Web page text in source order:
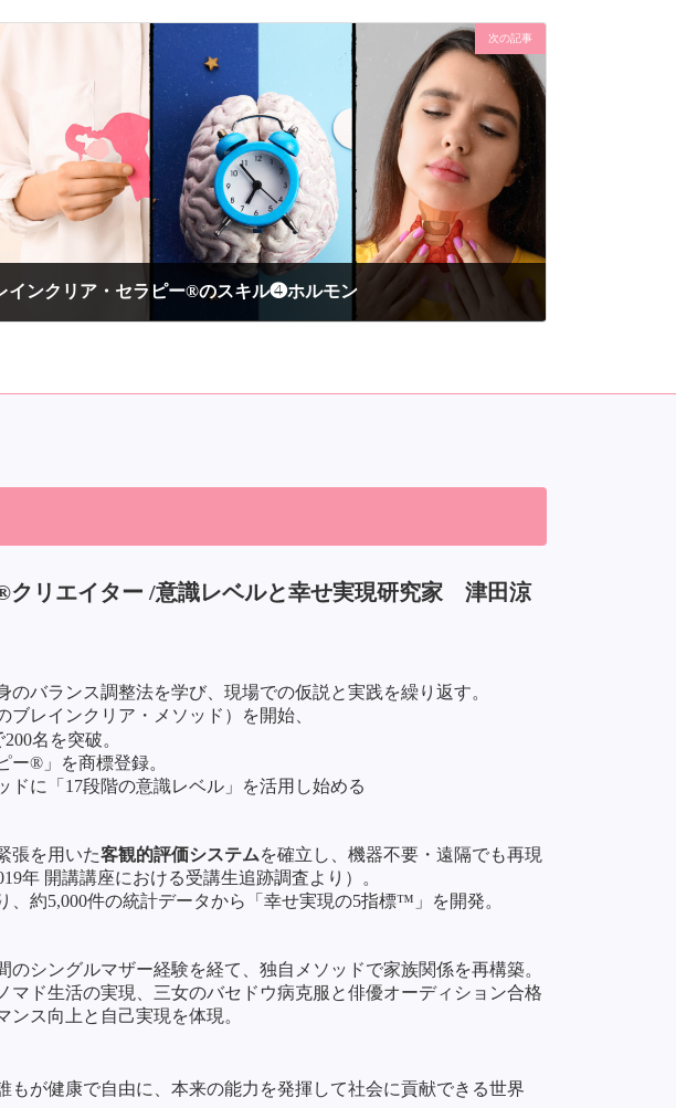
次の記事
インクリア・セラピー®のスキル❹ホルモン
クリエイター /意識レベルと幸せ実現研究家 津田涼
のバランス調整法を学び、現場での仮説と実践を繰り返す。
ブレインクリア・メソッド）を開始、
200名を突破。
ー®」を商標登録。
ドに「17段階の意識レベル」を活用し始める
張を用いた客観的評価システムを確立し、機器不要・遠隔でも再現
年 開講講座における受講生追跡調査より）。
約5,000件の統計データから「幸せ実現の5指標™」を開発。
のシングルマザー経験を経て、独自メソッドで家族関係を再構築。
マド生活の実現、三女のバセドウ病克服と俳優オーディション合格
ス向上と自己実現を体現。
もが健康で自由に、本来の能力を発揮して社会に貢献できる世界